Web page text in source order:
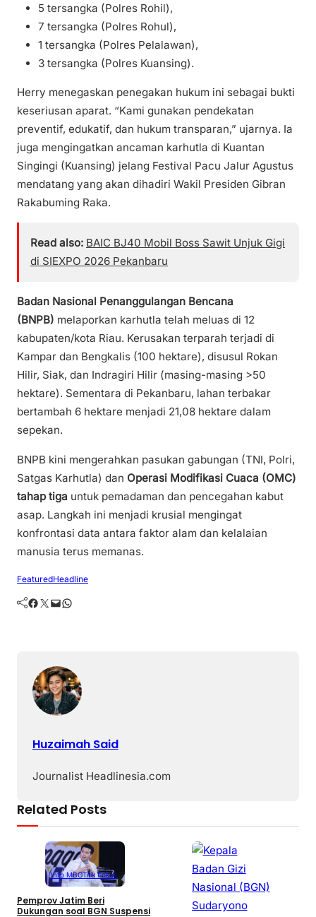
5 tersangka (Polres Rohil),
7 tersangka (Polres Rohul),
1 tersangka (Polres Pelalawan),
3 tersangka (Polres Kuansing).
Herry menegaskan penegakan hukum ini sebagai bukti
keseriusan aparat. “Kami gunakan pendekatan
preventif, edukatif, dan hukum transparan,” ujarnya. Ia
juga mengingatkan ancaman karhutla di Kuantan
Singingi (Kuansing) jelang Festival Pacu Jalur Agustus
mendatang yang akan dihadiri Wakil Presiden Gibran
Rakabuming Raka.
Read also: BAIC BJ40 Mobil Boss Sawit Unjuk Gigi
di SIEXPO 2026 Pekanbaru
Badan Nasional Penanggulangan Bencana
(BNPB) melaporkan karhutla telah meluas di 12
kabupaten/kota Riau. Kerusakan terparah terjadi di
Kampar dan Bengkalis (100 hektare), disusul Rokan
Hilir, Siak, dan Indragiri Hilir (masing-masing >50
hektare). Sementara di Pekanbaru, lahan terbakar
bertambah 6 hektare menjadi 21,08 hektare dalam
sepekan.
BNPB kini mengerahkan pasukan gabungan (TNI, Polri,
Satgas Karhutla) dan Operasi Modifikasi Cuaca (OMC)
tahap tiga untuk pemadaman dan pencegahan kabut
asap. Langkah ini menjadi krusial mengingat
konfrontasi data antara faktor alam dan kelalaian
manusia terus memanas.
FeaturedHeadline
Facebook Twitter Mail WhatsApp
Huzaimah Said
Journalist Headlinesia.com
Related Posts
Info MBGTitik Fokus
Pemprov Jatim Beri
Dukungan soal BGN Suspensi